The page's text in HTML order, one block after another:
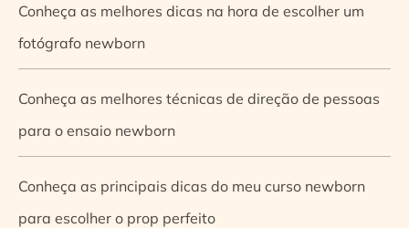
Conheça as melhores dicas na hora de escolher um
fotógrafo newborn
Conheça as melhores técnicas de direção de pessoas
para o ensaio newborn
Conheça as principais dicas do meu curso newborn
para escolher o prop perfeito